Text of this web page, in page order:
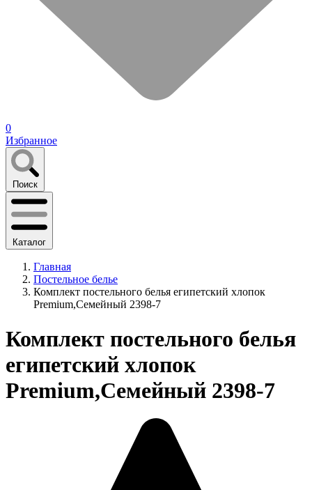
0
Избранное
Поиск
Каталог
Главная
Постельное белье
Комплект постельного белья египетский хлопок
Premium,Семейный 2398-7
Комплект постельного белья
египетский хлопок
Premium,Семейный 2398-7